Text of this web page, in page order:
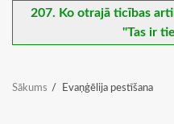
207. Ko otrajā ticības
"Tas ir
Sākums Evaņģēlija pestīšana